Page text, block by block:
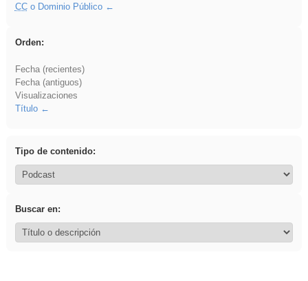
CCo Dominio Público
Orden:
Fecha (recientes)
Fecha (antiguos)
Visualizaciones
Título
Tipo de contenido:
Buscar en: